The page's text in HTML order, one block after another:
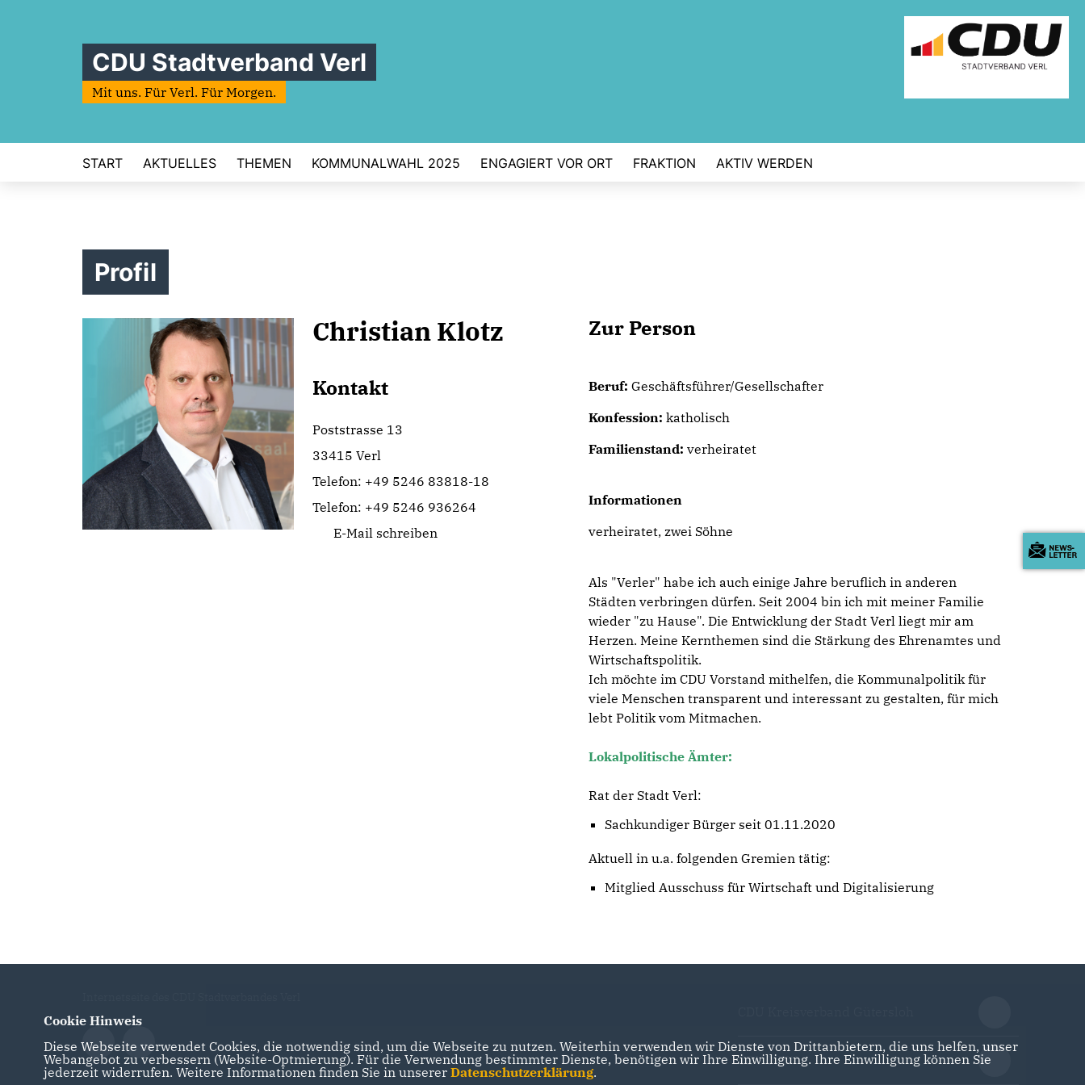
CDU Stadtverband Verl
Mit uns. Für Verl. Für Morgen.
START AKTUELLES THEMEN KOMMUNALWAHL 2025 ENGAGIERT VOR ORT FRAKTION AKTIV WERDEN
Profil
Christian Klotz
Kontakt
Poststrasse 13
33415 Verl
Telefon: +49 5246 83818-18
Telefon: +49 5246 936264
E-Mail schreiben
Zur Person
Beruf: Geschäftsführer/Gesellschafter
Konfession: katholisch
Familienstand: verheiratet
Informationen
verheiratet, zwei Söhne
Als "Verler" habe ich auch einige Jahre beruflich in anderen
Städten verbringen dürfen. Seit 2004 bin ich mit meiner Familie
wieder "zu Hause". Die Entwicklung der Stadt Verl liegt mir am
Herzen. Meine Kernthemen sind die Stärkung des Ehrenamtes und
Wirtschaftspolitik.
Ich möchte im CDU Vorstand mithelfen, die Kommunalpolitik für
viele Menschen transparent und interessant zu gestalten, für mich
lebt Politik vom Mitmachen.
Lokalpolitische Ämter:
Rat der Stadt Verl:
Sachkundiger Bürger seit 01.11.2020
Aktuell in u.a. folgenden Gremien tätig:
Mitglied Ausschuss für Wirtschaft und Digitalisierung
CDU NRW
Cookie Hinweis
Diese Webseite verwendet Cookies, die notwendig sind, um die Webseite zu nutzen. Weiterhin verwenden wir Dienste von Drittanbietern, die uns helfen, unser
Webangebot zu verbessern (Website-Optmierung). Für die Verwendung bestimmter Dienste, benötigen wir Ihre Einwilligung. Ihre Einwilligung können Sie
jederzeit widerrufen. Weitere Informationen finden Sie in unserer Datenschutzerklärung.